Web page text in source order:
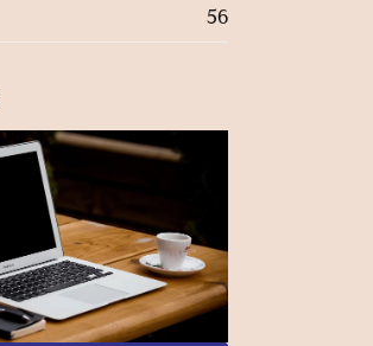
56